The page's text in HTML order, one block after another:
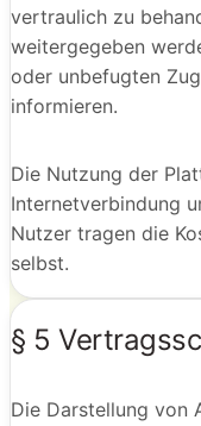
vertraulich zu
weitergegeben
oder unbefugten
informieren.
Die Nutzung der
Internetverbindung
Nutzer tragen die
selbst.
§ 5
Die Darstellung von